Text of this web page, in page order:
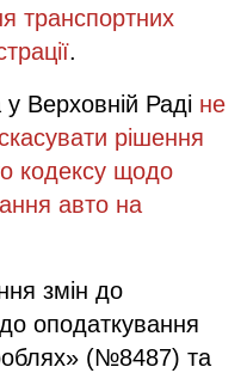
транспортних
.
Верховній Раді не
рішення
кодексу щодо
авто на
змін до
оподаткування
(№8487) та